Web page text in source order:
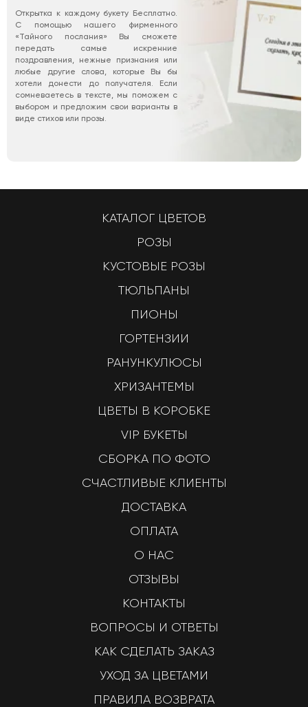
Открытка к каждому букету Бесплатно.
С помощью нашего фирменного
«Тайного послания» Вы сможете
передать самые искренние
поздравления, нежные признания или
любые другие слова, которые Вы бы
хотели донести до получателя. Если
сомневаетесь в тексте, мы поможем с
выбором и предложим свои варианты в
виде стихов или прозы.
КАТАЛОГ ЦВЕТОВ
РОЗЫ
КУСТОВЫЕ РОЗЫ
ТЮЛЬПАНЫ
ПИОНЫ
ГОРТЕНЗИИ
РАНУНКУЛЮСЫ
ХРИЗАНТЕМЫ
ЦВЕТЫ В КОРОБКЕ
VIP БУКЕТЫ
СБОРКА ПО ФОТО
СЧАСТЛИВЫЕ КЛИЕНТЫ
ДОСТАВКА
ОПЛАТА
О НАС
ОТЗЫВЫ
КОНТАКТЫ
ВОПРОСЫ И ОТВЕТЫ
КАК СДЕЛАТЬ ЗАКАЗ
УХОД ЗА ЦВЕТАМИ
ПРАВИЛА ВОЗВРАТА